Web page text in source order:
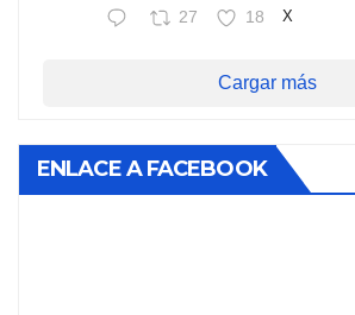
27 18 X
Cargar más
ENLACE A FACEBOOK